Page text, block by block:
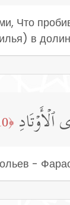
Что
в
﴿10﴾
-